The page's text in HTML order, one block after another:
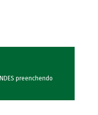
preenchendo